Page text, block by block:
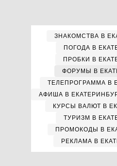
ЗНАКОМСТВА В
ПОГОДА В
ПРОБКИ В
ФОРУМЫ В
ТЕЛЕПРОГРАММА В
АФИША В
КУРСЫ ВАЛЮТ В
ТУРИЗМ В
ПРОМОКОДЫ В
РЕКЛАМА В